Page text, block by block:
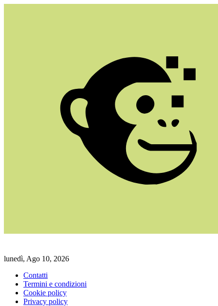
lunedì, Ago 10, 2026
Contatti
Termini e condizioni
Cookie policy
Privacy policy